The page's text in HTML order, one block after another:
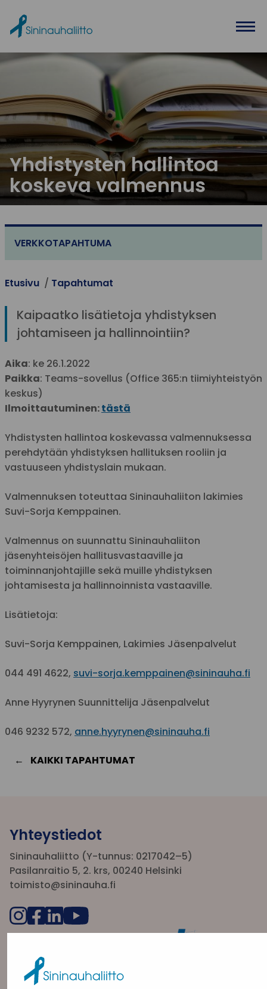
Yhdistysten hallintoa
koskeva valmennus
VERKKOTAPAHTUMA
Etusivu Tapahtumat
Kaipaatko lisätietoja yhdistyksen
johtamiseen ja hallinnointiin?
Aika: ke 26.1.2022
Paikka: Teams-sovellus (Office 365:n tiimiyhteistyön
keskus)
Ilmoittautuminen:tästä
Yhdistysten hallintoa koskevassa valmennuksessa
perehdytään yhdistyksen hallituksen rooliin ja
vastuuseen yhdistyslain mukaan.
Valmennuksen toteuttaa Sininauhaliiton lakimies
Suvi-Sorja Kemppainen.
Valmennus on suunnattu Sininauhaliiton
jäsenyhteisöjen hallitusvastaaville ja
toiminnanjohtajille sekä muille yhdistyksen
johtamisesta ja hallinnoinnista vastaaville.
Lisätietoja:
Suvi-Sorja Kemppainen, Lakimies Jäsenpalvelut
044 491 4622, suvi-sorja.kemppainen@sininauha.fi
Anne Hyyrynen Suunnittelija Jäsenpalvelut
046 9232 572, anne.hyyrynen@sininauha.fi
KAIKKI TAPAHTUMAT
Yhteystiedot
Sininauhaliitto (Y-tunnus: 0217042–5)
Pasilanraitio 5, 2. krs, 00240 Helsinki
toimisto@sininauha.fi